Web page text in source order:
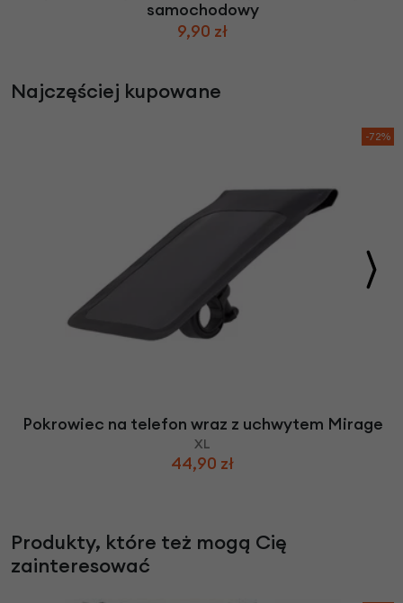
samochodowy
9,90 zł
Najczęściej kupowane
-72%
Pokrowiec na telefon wraz z uchwytem Mirage
XL
44,90 zł
Produkty, które też mogą Cię
zainteresować